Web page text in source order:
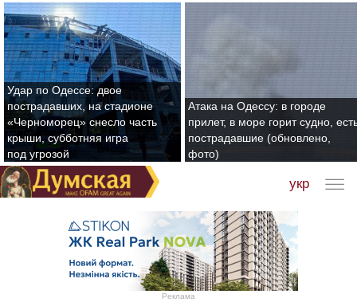
Удар по Одессе: двое
пострадавших, на стадионе
«Черноморец» снесло часть
крыши, субботняя игра
под угрозой
Атака на Одессу: в городе
прилет, в море горит судно,
пострадавшие (обновлено,
фото)
укр
Реклама